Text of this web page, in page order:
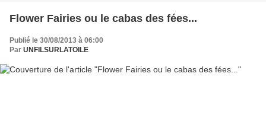
Flower Fairies ou le cabas des fées...
Publié le 30/08/2013 à 06:00
Par UNFILSURLATOILE